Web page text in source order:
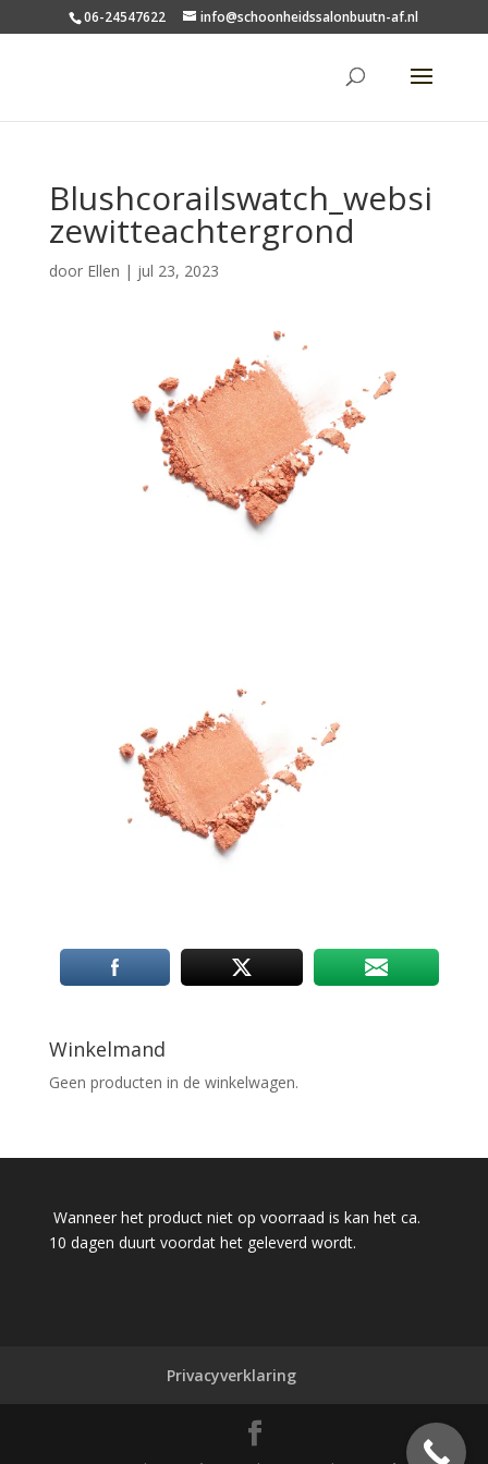
06-24547622 info@schoonheidssalonbuutn-af.nl
Blushcorailswatch_websi
zewitteachtergrond
door Ellen | jul 23, 2023
Winkelmand
Geen producten in de winkelwagen.
Wanneer het product niet op voorraad is kan het ca.
10 dagen duurt voordat het geleverd wordt.
Privacyverklaring